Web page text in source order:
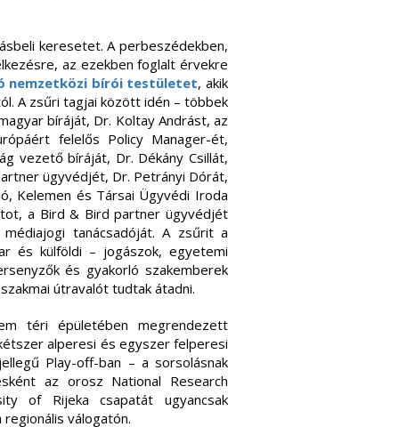
keresetet. A perbeszédekben,
az ezekben foglalt érvekre
nemzetközi bírói testületet, akik
A zsűri tagjai között idén – többek
bíráját, Dr. Koltay Andrást, az
felelős Policy Manager-ét,
vezető bíráját, Dr. Dékány Csillát,
ügyvédjét, Dr. Petrányi Dórát,
Kelemen és Társai Ügyvédi Iroda
a Bird & Bird partner ügyvédjét
tanácsadóját. A zsűrit a
és külföldi – jogászok, egyetemi
és gyakorló szakemberek
útravalót tudtak átadni.
téri épületében megrendezett
alperesi és egyszer felperesi
Play-off-ban – a sorsolásnak
az orosz National Research
of Rijeka csapatát ugyancsak
válogatón.